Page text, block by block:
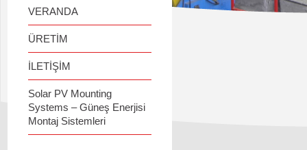
VERANDA
ÜRETİM
İLETİŞİM
Solar PV Mounting
Systems – Güneş Enerjisi
Montaj Sistemleri